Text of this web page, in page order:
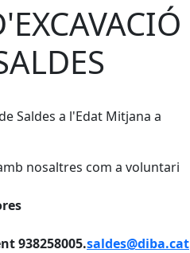
Saldes a l'Edat Mitjana a
nosaltres com a voluntari
938258005.saldes@diba.cat